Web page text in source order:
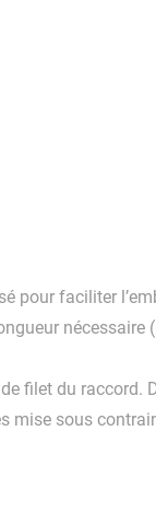
pour faciliter
filet du
mise sous